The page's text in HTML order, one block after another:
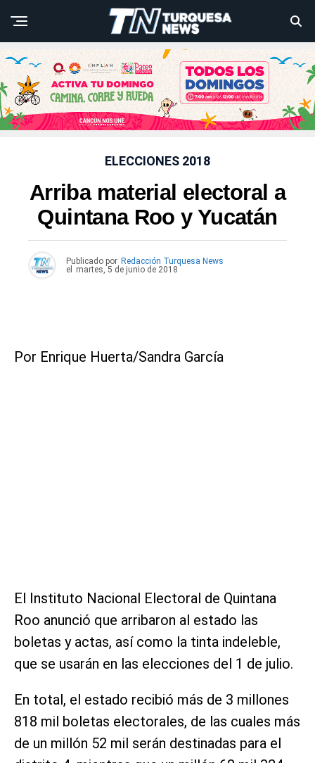
ELECCIONES 2018
Arriba material electoral a
Quintana Roo y Yucatán
Publicado por Redacción Turquesa News
el
martes, 5 de junio de 2018
Por Enrique Huerta/Sandra García
El Instituto Nacional Electoral de Quintana
Roo anunció que arribaron al estado las
boletas y actas, así como la tinta indeleble,
que se usarán en las elecciones del 1 de julio.
En total, el estado recibió más de 3 millones
818 mil boletas electorales, de las cuales más
de un millón 52 mil serán destinadas para el